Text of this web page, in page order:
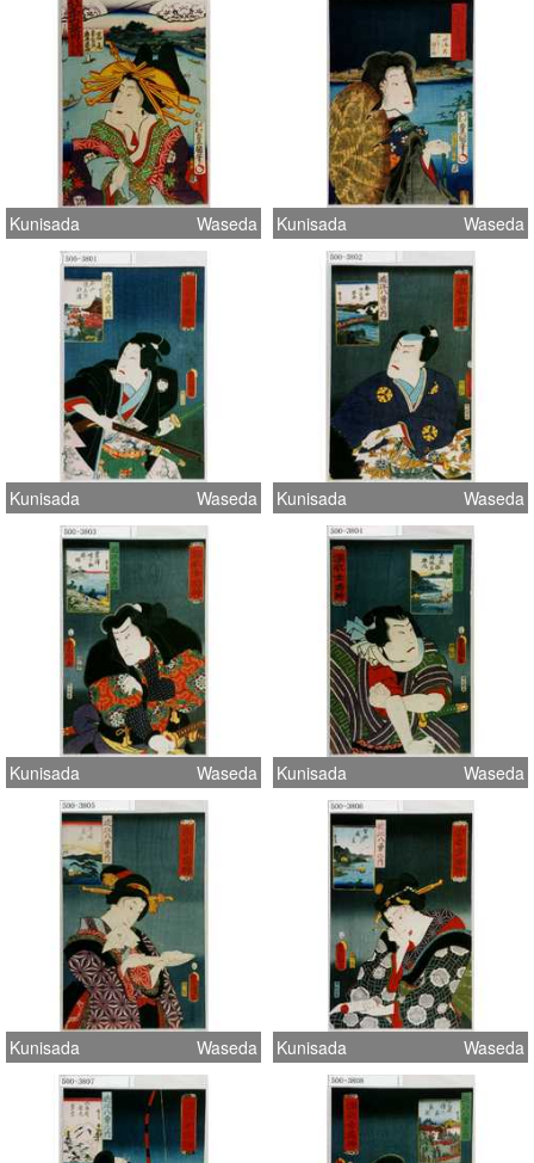
Kunisada Waseda Kunisada Waseda
Kunisada Waseda Kunisada Waseda
Kunisada Waseda Kunisada Waseda
Kunisada Waseda Kunisada Waseda